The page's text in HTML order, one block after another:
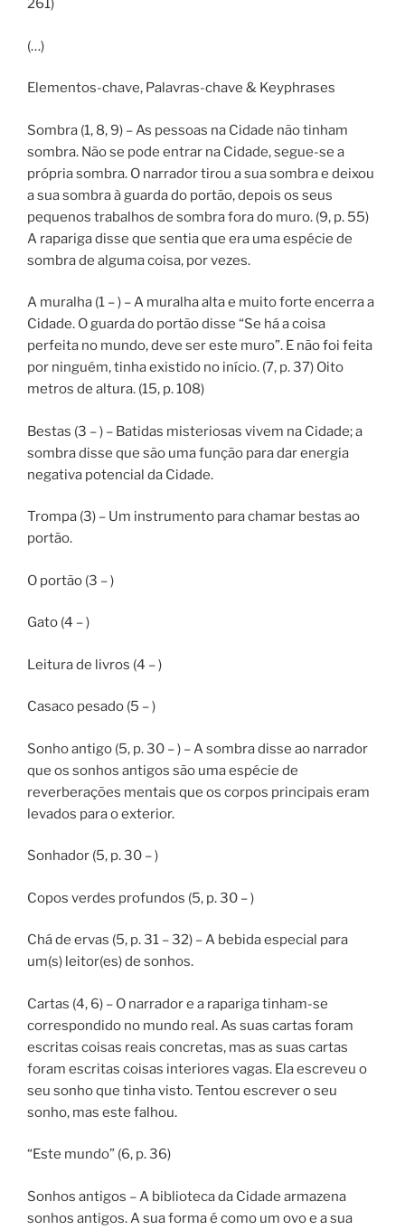
261)
(…)
Elementos-chave, Palavras-chave & Keyphrases
Sombra (1, 8, 9) – As pessoas na Cidade não tinham
sombra. Não se pode entrar na Cidade, segue-se a
própria sombra. O narrador tirou a sua sombra e deixou
a sua sombra à guarda do portão, depois os seus
pequenos trabalhos de sombra fora do muro. (9, p. 55)
A rapariga disse que sentia que era uma espécie de
sombra de alguma coisa, por vezes.
A muralha (1 – ) – A muralha alta e muito forte encerra a
Cidade. O guarda do portão disse “Se há a coisa
perfeita no mundo, deve ser este muro”. E não foi feita
por ninguém, tinha existido no início. (7, p. 37) Oito
metros de altura. (15, p. 108)
Bestas (3 – ) – Batidas misteriosas vivem na Cidade; a
sombra disse que são uma função para dar energia
negativa potencial da Cidade.
Trompa (3) – Um instrumento para chamar bestas ao
portão.
O portão (3 – )
Gato (4 – )
Leitura de livros (4 – )
Casaco pesado (5 – )
Sonho antigo (5, p. 30 – ) – A sombra disse ao narrador
que os sonhos antigos são uma espécie de
reverberações mentais que os corpos principais eram
levados para o exterior.
Sonhador (5, p. 30 – )
Copos verdes profundos (5, p. 30 – )
Chá de ervas (5, p. 31 – 32) – A bebida especial para
um(s) leitor(es) de sonhos.
Cartas (4, 6) – O narrador e a rapariga tinham-se
correspondido no mundo real. As suas cartas foram
escritas coisas reais concretas, mas as suas cartas
foram escritas coisas interiores vagas. Ela escreveu o
seu sonho que tinha visto. Tentou escrever o seu
sonho, mas este falhou.
“Este mundo” (6, p. 36)
Sonhos antigos – A biblioteca da Cidade armazena
sonhos antigos. A sua forma é como um ovo e a sua